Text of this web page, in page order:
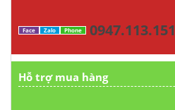
Face Zalo Phone 0947.113.151
Hỗ trợ mua hàng